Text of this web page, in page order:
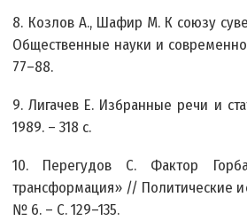
8. Козлов А., Шафир М. К союзу
Общественные науки и
77–88.
9. Лигачев Е. Избранные речи и
1989. – 318 с.
10. Перегудов С. Фактор
трансформация» // Политические
№ 6. – С. 129–135.